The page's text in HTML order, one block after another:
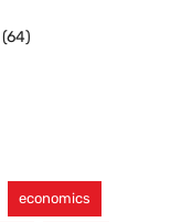
(64)
economics